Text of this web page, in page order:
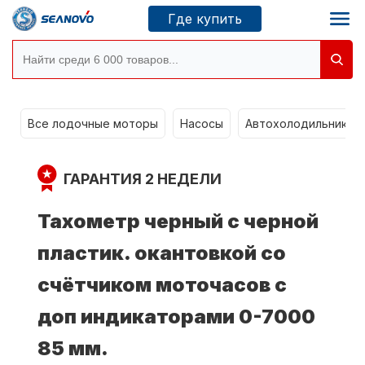
Где купить
Новосибирск
Где купить
О компании
Моторы SEANOVO
Все лодочные моторы Насосы Автохолодильники
ГАРАНТИЯ 2 НЕДЕЛИ
Тахометр черный с черной
пластик. окантовкой со
счётчиком моточасов с
доп индикаторами 0-7000
85 мм.